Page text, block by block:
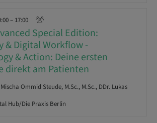
– 17:00
Special Edition:
& Digital Workflow -
& Action: Deine ersten
direkt am Patienten
Mischa Ommid Steude, M.Sc., M.Sc., DDr. Lukas
Hub/Die Praxis Berlin